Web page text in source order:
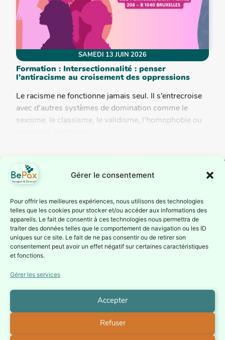
Gérer le consentement
Pour offrir les meilleures expériences, nous utilisons des technologies
telles que les cookies pour stocker et/ou accéder aux informations des
appareils. Le fait de consentir à ces technologies nous permettra de
traiter des données telles que le comportement de navigation ou les ID
uniques sur ce site. Le fait de ne pas consentir ou de retirer son
consentement peut avoir un effet négatif sur certaines caractéristiques
et fonctions.
Gérer les services
Accepter
Refuser
SAMEDI 13 JUIN 2026
Formation : Intersectionnalité : penser
l’antiracisme au croisement des oppressions
Le racisme ne fonctionne jamais seul. Il s’entrecroise
avec d’autres systèmes de domination comme le
sexisme, le classisme, le validisme, l’homophobie ou
Suivez-nous
Inscrivez-vous à notre
newsletter ou suivez nous
sur nos réseaux sociaux
Newsletter
BePax est reconnue
comme association
d’éducation
permanente par la
Fédération Wallonie-